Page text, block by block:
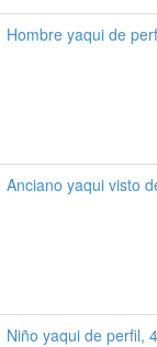
Hombre yaqui de
Anciano yaqui visto
Niño yaqui de perfil,